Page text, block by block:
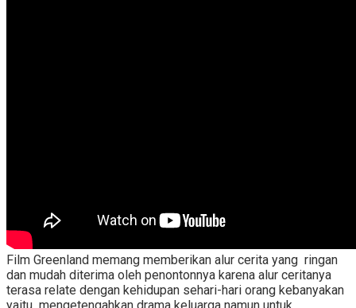
Film Greenland memang memberikan alur cerita yang ringan
dan mudah diterima oleh penontonnya karena alur ceritanya
terasa relate dengan kehidupan sehari-hari orang kebanyakan